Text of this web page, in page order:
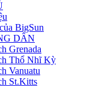
BigSun
DÂN
Grenada
Thổ Nhĩ Kỳ
Vanuatu
St.Kitts